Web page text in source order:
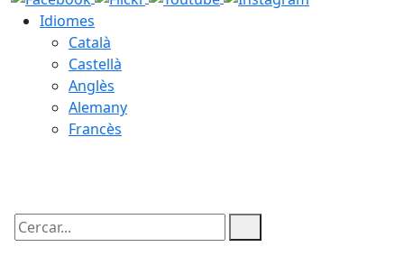
Idiomes
Català
Castellà
Anglès
Alemany
Francès
Cercar: